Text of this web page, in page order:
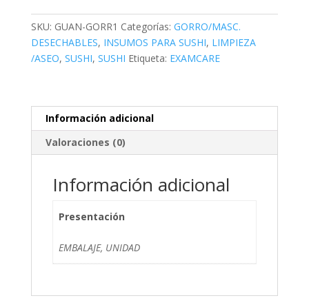
SKU: GUAN-GORR1 Categorías: GORRO/MASC.
DESECHABLES, INSUMOS PARA SUSHI, LIMPIEZA
/ASEO, SUSHI, SUSHI Etiqueta: EXAMCARE
Información adicional
Valoraciones (0)
Información adicional
Presentación
EMBALAJE, UNIDAD